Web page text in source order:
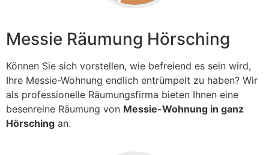
Messie Räumung Hörsching
Können Sie sich vorstellen, wie befreiend es sein wird,
Ihre Messie-Wohnung endlich entrümpelt zu haben? Wir
als professionelle Räumungsfirma bieten Ihnen eine
besenreine Räumung von Messie-Wohnung in ganz
Hörsching an.